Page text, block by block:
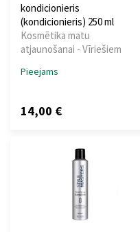
kondicionieris
(kondicionieris) 250 ml
Kosmētika matu
atjaunošanai - Vīriešiem
Pieejams
14,00 €